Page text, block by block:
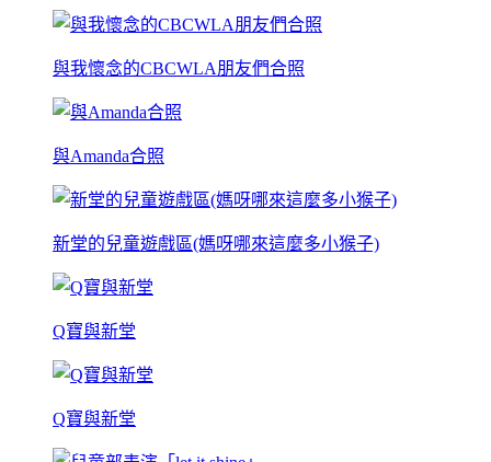
與我懷念的CBCWLA朋友們合照
與Amanda合照
新堂的兒童遊戲區(媽呀哪來這麼多小猴子)
Q寶與新堂
Q寶與新堂